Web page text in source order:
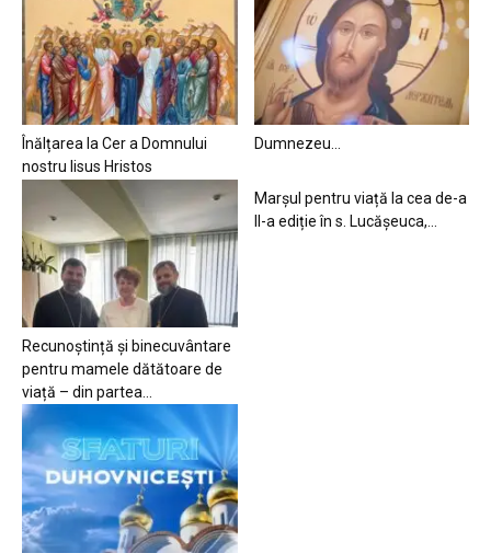
Înălțarea la Cer a Domnului
nostru Iisus Hristos
Dumnezeu…
Recunoștință și binecuvântare
pentru mamele dătătoare de
viață – din partea...
Marșul pentru viață la cea de-a
II-a ediție în s. Lucășeuca,...